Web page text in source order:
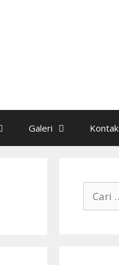
Galeri Kontak
untuk: